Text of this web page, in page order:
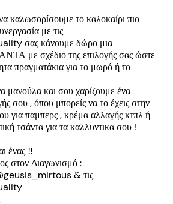
καλωσορίσουμε το καλοκαίρι πιο
με τις
σας κάνουμε δώρο μια
με σχέδιο της επιλογής σας ώστε
πραγματάκια για το μωρό ή το
μανούλα και σου χαρίζουμε ένα
σου , όπου μπορείς να το έχεις στην
για παμπερς , κρέμα αλλαγής κτπλ ή
τσάντα για τα καλλυντικα σου !
ένας ‼️
στον Διαγωνισμό :
& τις